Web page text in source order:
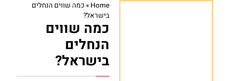
Home
»כמה שווים הנחלים
בישראל?
כמה שווים
הנחלים
בישראל?